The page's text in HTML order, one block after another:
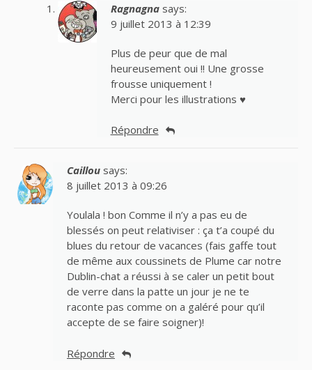
Ragnagna says:
9 juillet 2013 à 12:39
Plus de peur que de mal
heureusement oui !! Une grosse
frousse uniquement !
Merci pour les illustrations ♥
Répondre
Caillou says:
8 juillet 2013 à 09:26
Youlala ! bon Comme il n’y a pas eu de
blessés on peut relativiser : ça t’a coupé du
blues du retour de vacances (fais gaffe tout
de même aux coussinets de Plume car notre
Dublin-chat a réussi à se caler un petit bout
de verre dans la patte un jour je ne te
raconte pas comme on a galéré pour qu’il
accepte de se faire soigner)!
Répondre